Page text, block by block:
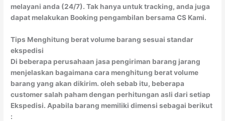
melayani anda (24/7). Tak hanya untuk tracking, anda juga
dapat melakukan Booking pengambilan bersama CS Kami.
Tips Menghitung berat volume barang sesuai standar
ekspedisi
Di beberapa perusahaan jasa pengiriman barang jarang
menjelaskan bagaimana cara menghitung berat volume
barang yang akan dikirim. oleh sebab itu, beberapa
customer salah paham dengan perhitungan asli dari setiap
Ekspedisi. Apabila barang memiliki dimensi sebagai berikut
: